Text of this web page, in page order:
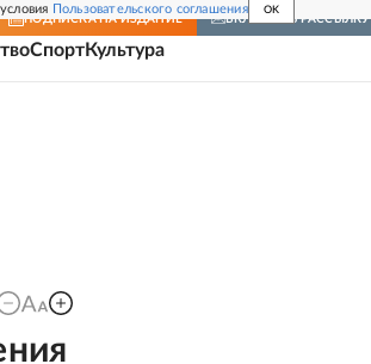
Пользовательского соглашения OK
ПОДПИСКА НА ИЗДАНИЕ ВКЛЮЧИТЬ РАССЫЛКУ
СпортКультура